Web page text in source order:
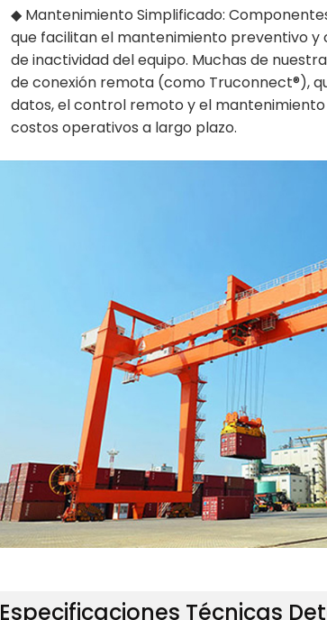
◆ Mantenimiento Simplificado:
que facilitan el mantenimiento preventivo
de inactividad del equipo. Muchas de
de conexión remota (como Truconnect®),
datos, el control remoto y el
costos operativos a largo plazo.
Especificaciones Técnicas